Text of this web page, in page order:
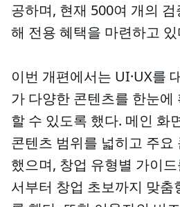
공하며, 현재 500여 개의
해 전용 혜택을 마련하고 있
이번 개편에서는 UI·UX를
가 다양한 콘텐츠를 한눈에
할 수 있도록 했다. 메인 화
콘텐츠 범위를 넓히고 주요
했으며, 창업 유형별 가이
서부터 창업 초보까지 맞춤